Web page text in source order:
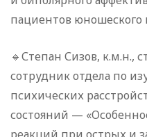
пациентов юношеского
🔹Степан Сизов, к.м.н.,
сотрудник отдела по
психических
состояний —
реакций при острых и